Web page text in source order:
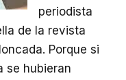
periodista
de la revista
Porque si
se hubieran